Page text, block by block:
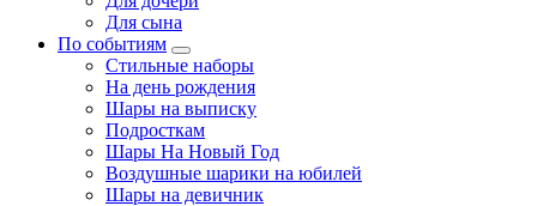
Для сына
По событиям
Стильные наборы
На день рождения
Шары на выписку
Подросткам
Шары На Новый Год
Воздушные шарики на юбилей
Шары на девичник